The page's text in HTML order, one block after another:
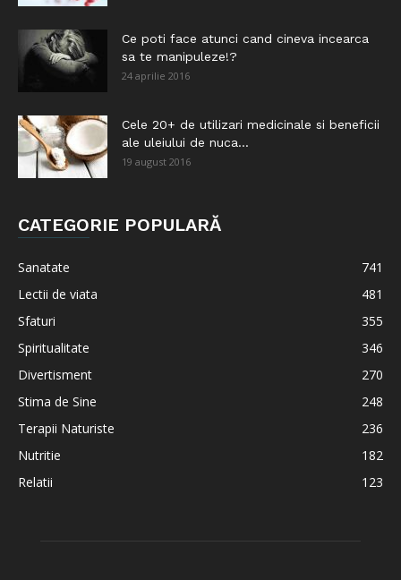
Ce poti face atunci cand cineva incearca
sa te manipuleze!?
24 aprilie 2016
Cele 20+ de utilizari medicinale si beneficii
ale uleiului de nuca...
19 august 2016
CATEGORIE POPULARĂ
Sanatate
741
Lectii de viata
481
Sfaturi
355
Spiritualitate
346
Divertisment
270
Stima de Sine
248
Terapii Naturiste
236
Nutritie
182
Relatii
123